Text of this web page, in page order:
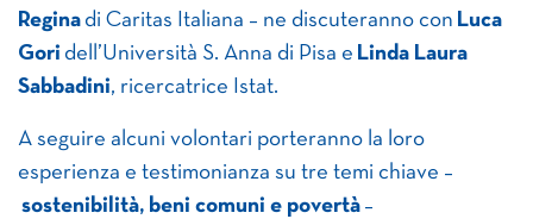
Regina di Caritas Italiana – ne discuteranno con Luca
Gori dell’Università S. Anna di Pisa e Linda Laura
Sabbadini, ricercatrice Istat.
A seguire alcuni volontari porteranno la loro
esperienza e testimonianza su tre temi chiave –
sostenibilità, beni comuni e povertà –